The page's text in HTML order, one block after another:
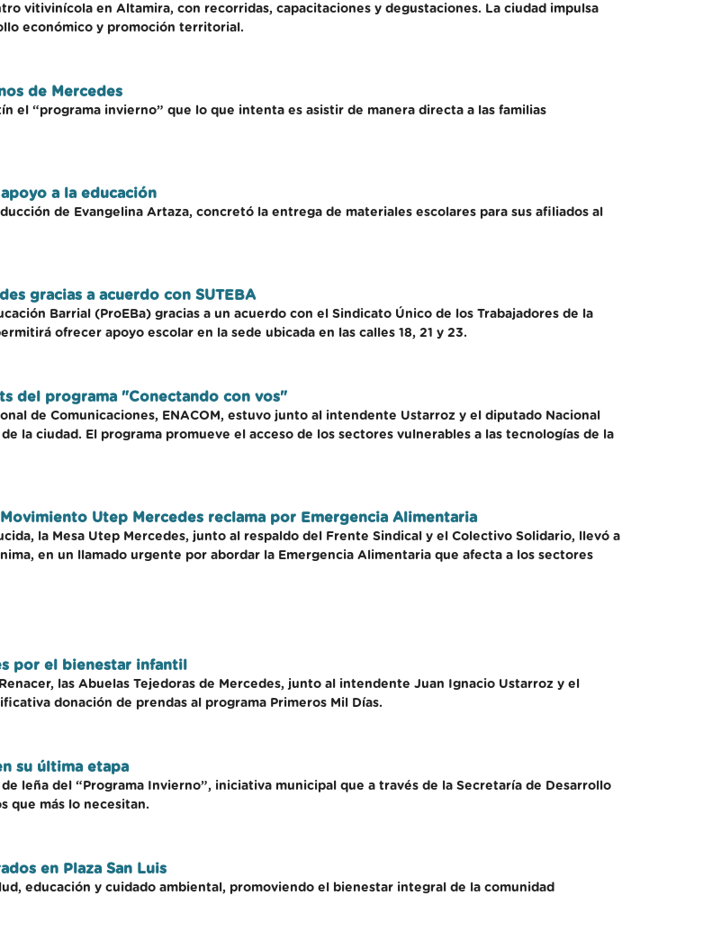
vitivinícola en Altamira, con recorridas, capacitaciones y degustaciones. La ciudad impulsa
económico y promoción territorial.
de Mercedes
el “programa invierno” que lo que intenta es asistir de manera directa a las familias
a la educación
de Evangelina Artaza, concretó la entrega de materiales escolares para sus afiliados al
gracias a acuerdo con SUTEBA
Barrial (ProEBa) gracias a un acuerdo con el Sindicato Único de los Trabajadores de la
ofrecer apoyo escolar en la sede ubicada en las calles 18, 21 y 23.
del programa "Conectando con vos"
de Comunicaciones, ENACOM, estuvo junto al intendente Ustarroz y el diputado Nacional
la ciudad. El programa promueve el acceso de los sectores vulnerables a las tecnologías de la
Utep Mercedes reclama por Emergencia Alimentaria
la Mesa Utep Mercedes, junto al respaldo del Frente Sindical y el Colectivo Solidario, llevó a
en un llamado urgente por abordar la Emergencia Alimentaria que afecta a los sectores
por el bienestar infantil
las Abuelas Tejedoras de Mercedes, junto al intendente Juan Ignacio Ustarroz y el
donación de prendas al programa Primeros Mil Días.
su última etapa
leña del “Programa Invierno”, iniciativa municipal que a través de la Secretaría de Desarrollo
que más lo necesitan.
en Plaza San Luis
educación y cuidado ambiental, promoviendo el bienestar integral de la comunidad